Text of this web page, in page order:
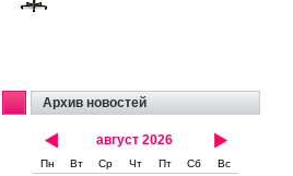
Архив новостей
август 2026
Пн Вт Ср Чт Пт Сб Вс